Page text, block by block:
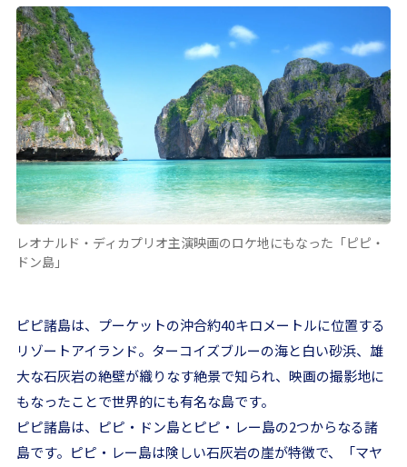
レオナルド・ディカプリオ主演映画のロケ地にもなった「ピピ・
ドン島」
ピピ諸島は、プーケットの沖合約40キロメートルに位置する
リゾートアイランド。ターコイズブルーの海と白い砂浜、雄
大な石灰岩の絶壁が織りなす絶景で知られ、映画の撮影地に
もなったことで世界的にも有名な島です。
ピピ諸島は、ピピ・ドン島とピピ・レー島の2つからなる諸
島です。ピピ・レー島は険しい石灰岩の崖が特徴で、「マヤ